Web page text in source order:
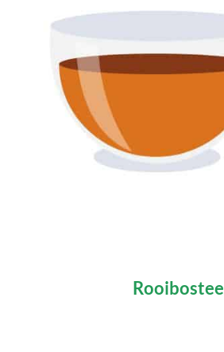
Rooibostee